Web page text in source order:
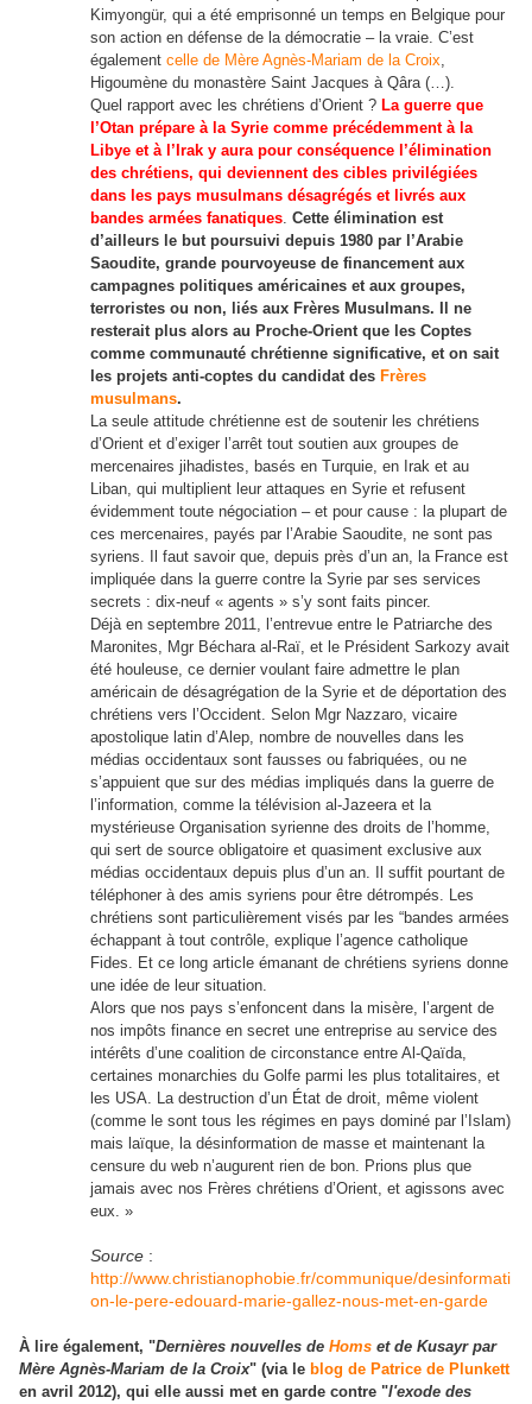
Kimyongür, qui a été emprisonné un temps en Belgique pour
son action en défense de la démocratie – la vraie. C’est
également celle de Mère Agnès-Mariam de la Croix,
Higoumène du monastère Saint Jacques à Qâra (…).
Quel rapport avec les chrétiens d’Orient ? La guerre que
l’Otan prépare à la Syrie comme précédemment à la
Libye et à l’Irak y aura pour conséquence l’élimination
des chrétiens, qui deviennent des cibles privilégiées
dans les pays musulmans désagrégés et livrés aux
bandes armées fanatiques. Cette élimination est
d’ailleurs le but poursuivi depuis 1980 par l’Arabie
Saoudite, grande pourvoyeuse de financement aux
campagnes politiques américaines et aux groupes,
terroristes ou non, liés aux Frères Musulmans. Il ne
resterait plus alors au Proche-Orient que les Coptes
comme communauté chrétienne significative, et on sait
les projets anti-coptes du candidat des Frères
musulmans.
La seule attitude chrétienne est de soutenir les chrétiens
d’Orient et d’exiger l’arrêt tout soutien aux groupes de
mercenaires jihadistes, basés en Turquie, en Irak et au
Liban, qui multiplient leur attaques en Syrie et refusent
évidemment toute négociation – et pour cause : la plupart de
ces mercenaires, payés par l’Arabie Saoudite, ne sont pas
syriens. Il faut savoir que, depuis près d’un an, la France est
impliquée dans la guerre contre la Syrie par ses services
secrets : dix-neuf « agents » s’y sont faits pincer.
Déjà en septembre 2011, l’entrevue entre le Patriarche des
Maronites, Mgr Béchara al-Raï, et le Président Sarkozy avait
été houleuse, ce dernier voulant faire admettre le plan
américain de désagrégation de la Syrie et de déportation des
chrétiens vers l’Occident. Selon Mgr Nazzaro, vicaire
apostolique latin d’Alep, nombre de nouvelles dans les
médias occidentaux sont fausses ou fabriquées, ou ne
s’appuient que sur des médias impliqués dans la guerre de
l’information, comme la télévision al-Jazeera et la
mystérieuse Organisation syrienne des droits de l’homme,
qui sert de source obligatoire et quasiment exclusive aux
médias occidentaux depuis plus d’un an. Il suffit pourtant de
téléphoner à des amis syriens pour être détrompés. Les
chrétiens sont particulièrement visés par les “bandes armées
échappant à tout contrôle, explique l’agence catholique
Fides. Et ce long article émanant de chrétiens syriens donne
une idée de leur situation.
Alors que nos pays s’enfoncent dans la misère, l’argent de
nos impôts finance en secret une entreprise au service des
intérêts d’une coalition de circonstance entre Al-Qaïda,
certaines monarchies du Golfe parmi les plus totalitaires, et
les USA. La destruction d’un État de droit, même violent
(comme le sont tous les régimes en pays dominé par l’Islam)
mais laïque, la désinformation de masse et maintenant la
censure du web n’augurent rien de bon. Prions plus que
jamais avec nos Frères chrétiens d’Orient, et agissons avec
eux. »
Source :
http://www.christianophobie.fr/communique/desinformati
on-le-pere-edouard-marie-gallez-nous-met-en-garde
À lire également, "Dernières nouvelles de Homs et de Kusayr par
Mère Agnès-Mariam de la Croix" (via le blog de Patrice de Plunkett
en avril 2012), qui elle aussi met en garde contre "l'exode des